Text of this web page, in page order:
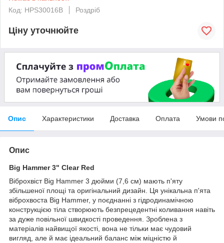
Код: HPS30016B
Роздріб
Ціну уточнюйте
Опис Характеристики Доставка Оплата Умови
Опис
Big Hammer 3" Clear Red
Віброхвіст Big Hammer 3 дюйми (7,6 см) мають п'яту
збільшеної площі та оригінальний дизайн. Ця унікальна п'ята
віброхвоста Big Hammer, у поєднанні з гідродинамічною
конструкцією тіла створюють безпрецедентні коливання навіть
за дуже повільної швидкості проведення. Зроблена з
матеріалів найвищої якості, вона не тільки має чудовий
вигляд, але й має ідеальний баланс між міцністю й